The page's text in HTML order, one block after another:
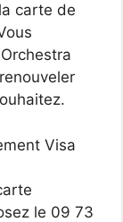
carte de
Visa
le 09 73